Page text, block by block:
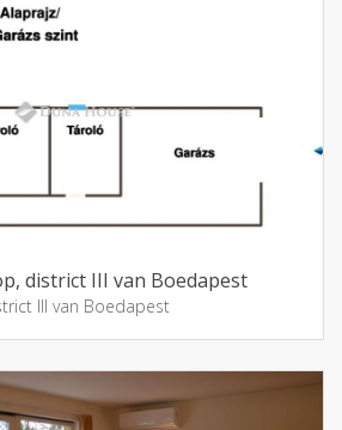
district III van Boedapest
III van Boedapest